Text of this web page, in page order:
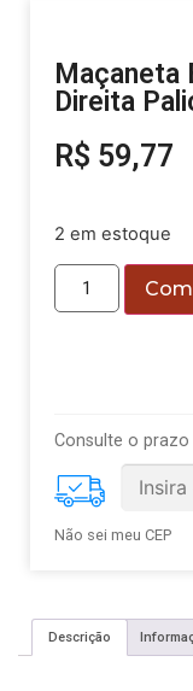
Maçaneta
Direita
R$ 59,77
2 em estoque
Consulte o
Não sei meu CEP
Descrição